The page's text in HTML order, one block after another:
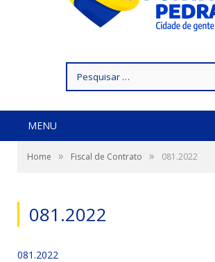
por:
MENU
Home » Fiscal de Contrato » 081.2022
081.2022
081.2022